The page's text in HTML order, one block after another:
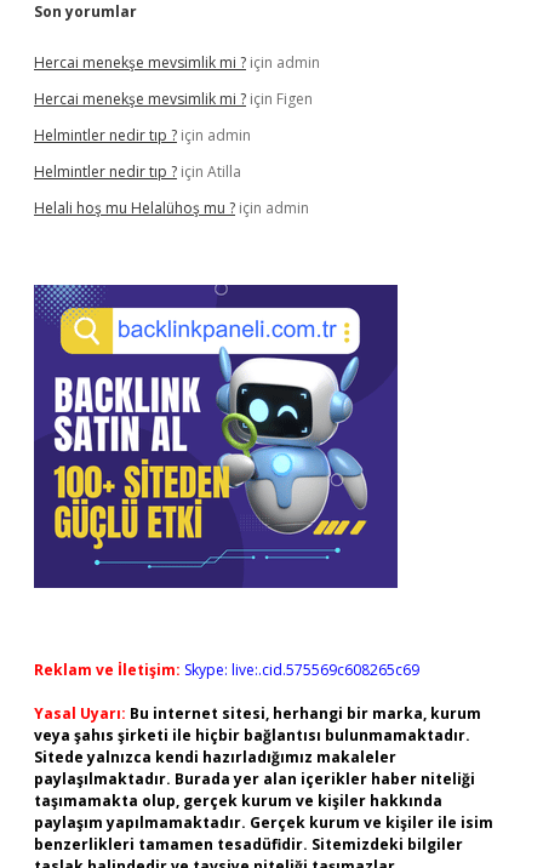
Son yorumlar
Hercai menekşe mevsimlik mi ? için admin
Hercai menekşe mevsimlik mi ? için Figen
Helmintler nedir tıp ? için admin
Helmintler nedir tıp ? için Atilla
Helali hoş mu Helalühoş mu ? için admin
Reklam ve İletişim: Skype: live:.cid.575569c608265c69
Yasal Uyarı: Bu internet sitesi, herhangi bir marka, kurum
veya şahıs şirketi ile hiçbir bağlantısı bulunmamaktadır.
Sitede yalnızca kendi hazırladığımız makaleler
paylaşılmaktadır. Burada yer alan içerikler haber niteliği
taşımamakta olup, gerçek kurum ve kişiler hakkında
paylaşım yapılmamaktadır. Gerçek kurum ve kişiler ile isim
benzerlikleri tamamen tesadüfidir. Sitemizdeki bilgiler